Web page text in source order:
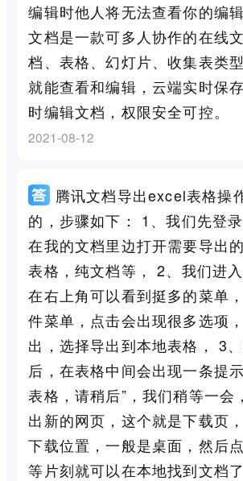
编辑时他人将无法查看你的编
文档是一款可多人协作的在线
档、表格、幻灯片、收集表类
就能查看和编辑，云端实时保
时编辑文档，权限安全可控。
2021-08-12
腾讯文档导出excel表格操
的，步骤如下： 1、我们先登
在我的文档里边打开需要导出
表格，纯文档等， 2、我们进
在右上角可以看到挺多的菜单
件菜单，点击会出现很多选项
出，选择导出到本地表格， 3
后，在表格中间会出现一条提
表格，请稍后”，我们稍等一会
出新的网页，这个就是下载页
下载位置，一般是桌面，然后
等片刻就可以在本地找到文档